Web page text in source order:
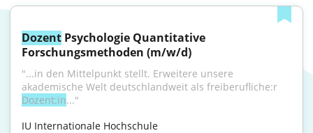
Dozent Psychologie Quantitative
Forschungsmethoden (m/w/d)
"...in den Mittelpunkt stellt. Erweitere unsere
Dozent:in..."
IU Internationale Hochschule